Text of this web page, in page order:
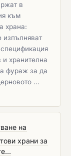
в
към
храна:
изпълняват
и хранителна
фураж за да
…
на
храни за